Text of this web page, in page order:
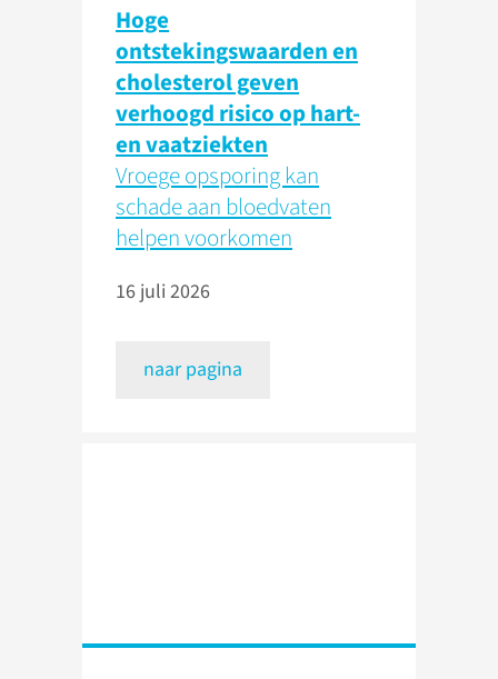
Hoge
ontstekingswaarden en
cholesterol geven
verhoogd risico op hart-
en vaatziekten
Vroege opsporing kan
schade aan bloedvaten
helpen voorkomen
16 juli 2026
naar pagina